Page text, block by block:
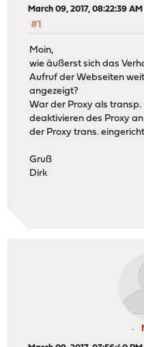
March 09, 2017, 08:22:39 AM
#1
Moin,
wie äußerst sich das
Aufruf der Webseiten
angezeigt?
War der Proxy als
deaktivieren des Proxy
der Proxy trans.
Gruß
Dirk